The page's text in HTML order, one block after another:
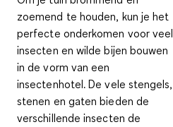
zoemend te houden, kun je het
perfecte onderkomen voor veel
insecten en wilde bijen bouwen
in de vorm van een
insectenhotel. De vele stengels,
stenen en gaten bieden de
verschillende insecten de